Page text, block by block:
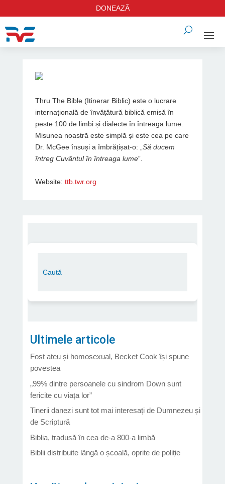
DONEAZĂ
Thru The Bible (Itinerar Biblic) este o lucrare
internațională de învățătură biblică emisă în
peste 100 de limbi și dialecte în întreaga lume.
Misunea noastră este simplă și este cea pe care
Dr. McGee însuși a îmbrățișat-o: „ Să ducem
întreg Cuvântul în întreaga lume”.
Website: ttb.twr.org
Ultimele articole
Fost ateu și homosexual, Becket Cook își spune
povestea
„99% dintre persoanele cu sindrom Down sunt
fericite cu viața lor”
Tinerii danezi sunt tot mai interesați de Dumnezeu și
de Scriptură
Biblia, tradusă în cea de-a 800-a limbă
Biblii distribuite lângă o școală, oprite de poliție